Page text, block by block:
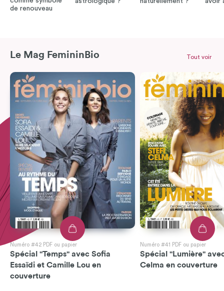
de renouveau
Le Mag FemininBio
Numéro #42 PDF ou papier
Spécial "Temps" avec Sofia
Essaïdi et Camille Lou en
couverture
Numéro #41 PDF ou papier
Spécial "Lumière"
Celma en couverture
Tout voir